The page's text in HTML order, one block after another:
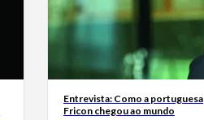
Entrevista: Como a portuguesa
Fricon chegou ao mundo